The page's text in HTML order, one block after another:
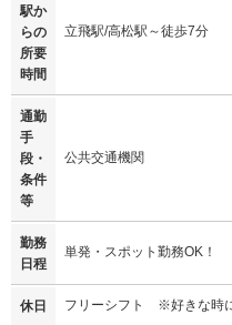
駅か
らの
所要
時間
立飛駅/高松駅～徒歩7分
通勤
手
段・
条件
等
公共交通機関
勤務
日程
単発・スポット勤務OK！
休日 フリーシフト ※好きな時